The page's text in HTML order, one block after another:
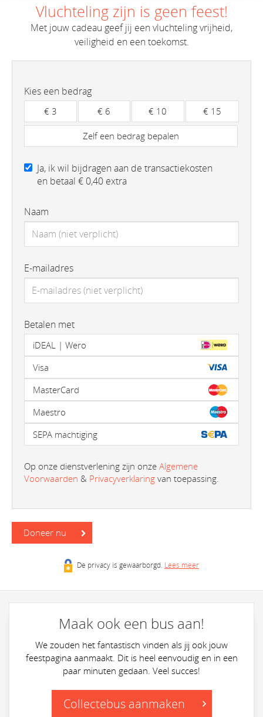
Vluchteling zijn is geen feest!
Met jouw cadeau geef jij een vluchteling vrijheid,
veiligheid en een toekomst.
Kies een bedrag
€ 3 € 6 € 10 € 15
Zelf een bedrag bepalen
Ja, ik wil bijdragen aan de transactiekosten
en betaal € 0,40 extra
Naam
E-mailadres
Betalen met
iDEAL | Wero
Visa
MasterCard
Maestro
SEPA machtiging
Op onze dienstverlening zijn onze Algemene
Voorwaarden & Privacyverklaring van toepassing.
Doneer nu
De privacy is gewaarborgd. Lees meer
Maak ook een bus aan!
We zouden het fantastisch vinden als jij ook jouw
feestpagina aanmaakt. Dit is heel eenvoudig en in een
paar minuten gedaan. Veel succes!
Collectebus aanmaken